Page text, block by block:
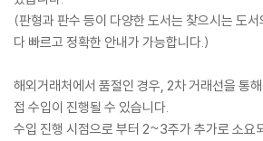
(판형과 판수 등이 다양한 도서는 찾으시는 도
다 빠르고 정확한 안내가 가능합니다.)
해외거래처에서 품절인 경우, 2차 거래선을 통
접 수입이 진행될 수 있습니다.
수입 진행 시점으로 부터 2~3주가 추가로 소요